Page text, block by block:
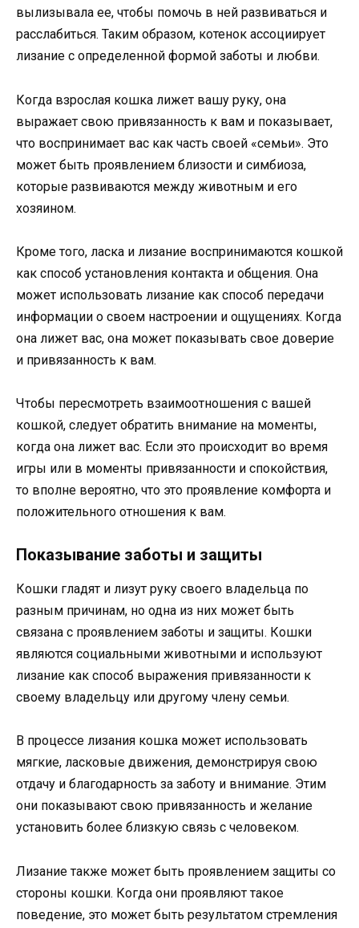
вылизывала ее, чтобы помочь в ней развиваться и
расслабиться. Таким образом, котенок ассоциирует
лизание с определенной формой заботы и любви.
Когда взрослая кошка лижет вашу руку, она
выражает свою привязанность к вам и показывает,
что воспринимает вас как часть своей «семьи». Это
может быть проявлением близости и симбиоза,
которые развиваются между животным и его
хозяином.
Кроме того, ласка и лизание воспринимаются кошкой
как способ установления контакта и общения. Она
может использовать лизание как способ передачи
информации о своем настроении и ощущениях. Когда
она лижет вас, она может показывать свое доверие
и привязанность к вам.
Чтобы пересмотреть взаимоотношения с вашей
кошкой, следует обратить внимание на моменты,
когда она лижет вас. Если это происходит во время
игры или в моменты привязанности и спокойствия,
то вполне вероятно, что это проявление комфорта и
положительного отношения к вам.
Показывание заботы и защиты
Кошки гладят и лизут руку своего владельца по
разным причинам, но одна из них может быть
связана с проявлением заботы и защиты. Кошки
являются социальными животными и используют
лизание как способ выражения привязанности к
своему владельцу или другому члену семьи.
В процессе лизания кошка может использовать
мягкие, ласковые движения, демонстрируя свою
отдачу и благодарность за заботу и внимание. Этим
они показывают свою привязанность и желание
установить более близкую связь с человеком.
Лизание также может быть проявлением защиты со
стороны кошки. Когда они проявляют такое
поведение, это может быть результатом стремления